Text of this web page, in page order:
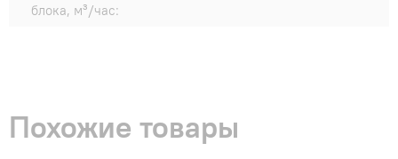
блока, м³/час:
Похожие товары